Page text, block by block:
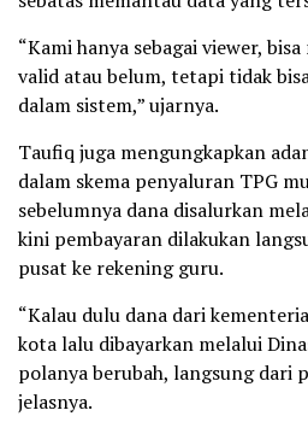
“Kami hanya sebagai viewer,
valid atau belum, tetapi tidak
dalam sistem,” ujarnya.
Taufiq juga mengungkapkan
dalam skema penyaluran TPG
sebelumnya dana disalurkan
kini pembayaran dilakukan
pusat ke rekening guru.
“Kalau dulu dana dari
kota lalu dibayarkan melalui
polanya berubah, langsung dari
jelasnya.